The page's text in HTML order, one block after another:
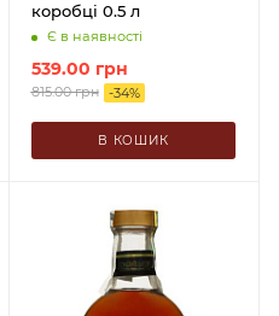
коробці 0.5 л
Є в наявності
539.00 грн
815.00грн -34%
В КОШИК